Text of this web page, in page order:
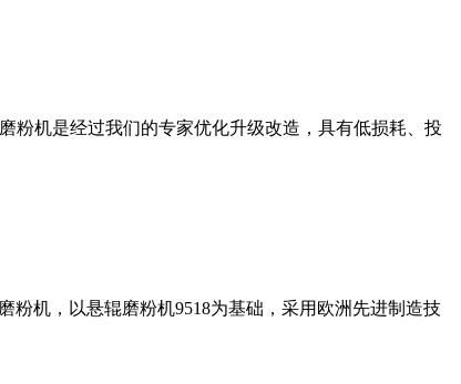
粉机是经过我们的专家优化升级改造，具有低损耗、投
机，以悬辊磨粉机9518为基础，采用欧洲先进制造技